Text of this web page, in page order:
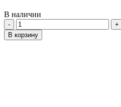
В наличии
Количество
В корзину